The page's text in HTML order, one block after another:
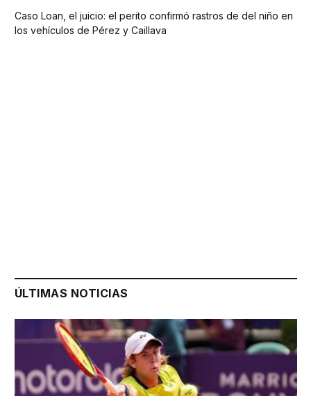
Caso Loan, el juicio: el perito confirmó rastros de del niño en
los vehículos de Pérez y Caillava
ÚLTIMAS NOTICIAS